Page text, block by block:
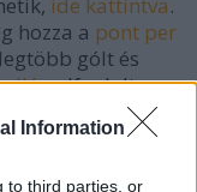
Information
to third parties, or
hozza a pont per
gólt és
elfoglalt
vesszük a
a rendkívül sok,